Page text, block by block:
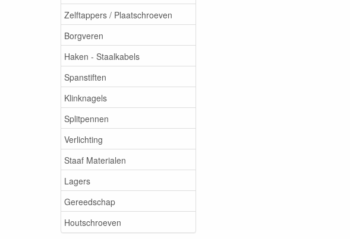
Zelftappers / Plaatschroeven
Borgveren
Haken - Staalkabels
Spanstiften
Klinknagels
Splitpennen
Verlichting
Staaf Materialen
Lagers
Gereedschap
Houtschroeven